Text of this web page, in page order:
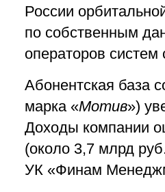
России
по собственным
операторов систем
Абонентская база
марка «Мотив»)
Доходы компании
(около 3,7 млрд
УК «Финам